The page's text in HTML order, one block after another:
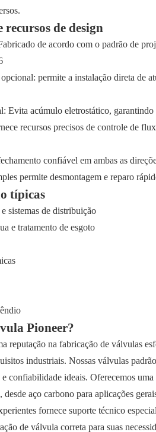
de design
de acordo com o padrão de
permite a instalação direta de
Evita acúmulo eletrostático,
recursos precisos de controle de
confiável em ambas as
permite desmontagem e reparo
típicas
sistemas de distribuição
e tratamento de esgoto
Pioneer?
reputação na fabricação de válvulas
industriais. Nossas válvulas
confiabilidade ideais. Oferecemos
aço carbono para aplicações
fornece suporte técnico
de válvula correta para suas